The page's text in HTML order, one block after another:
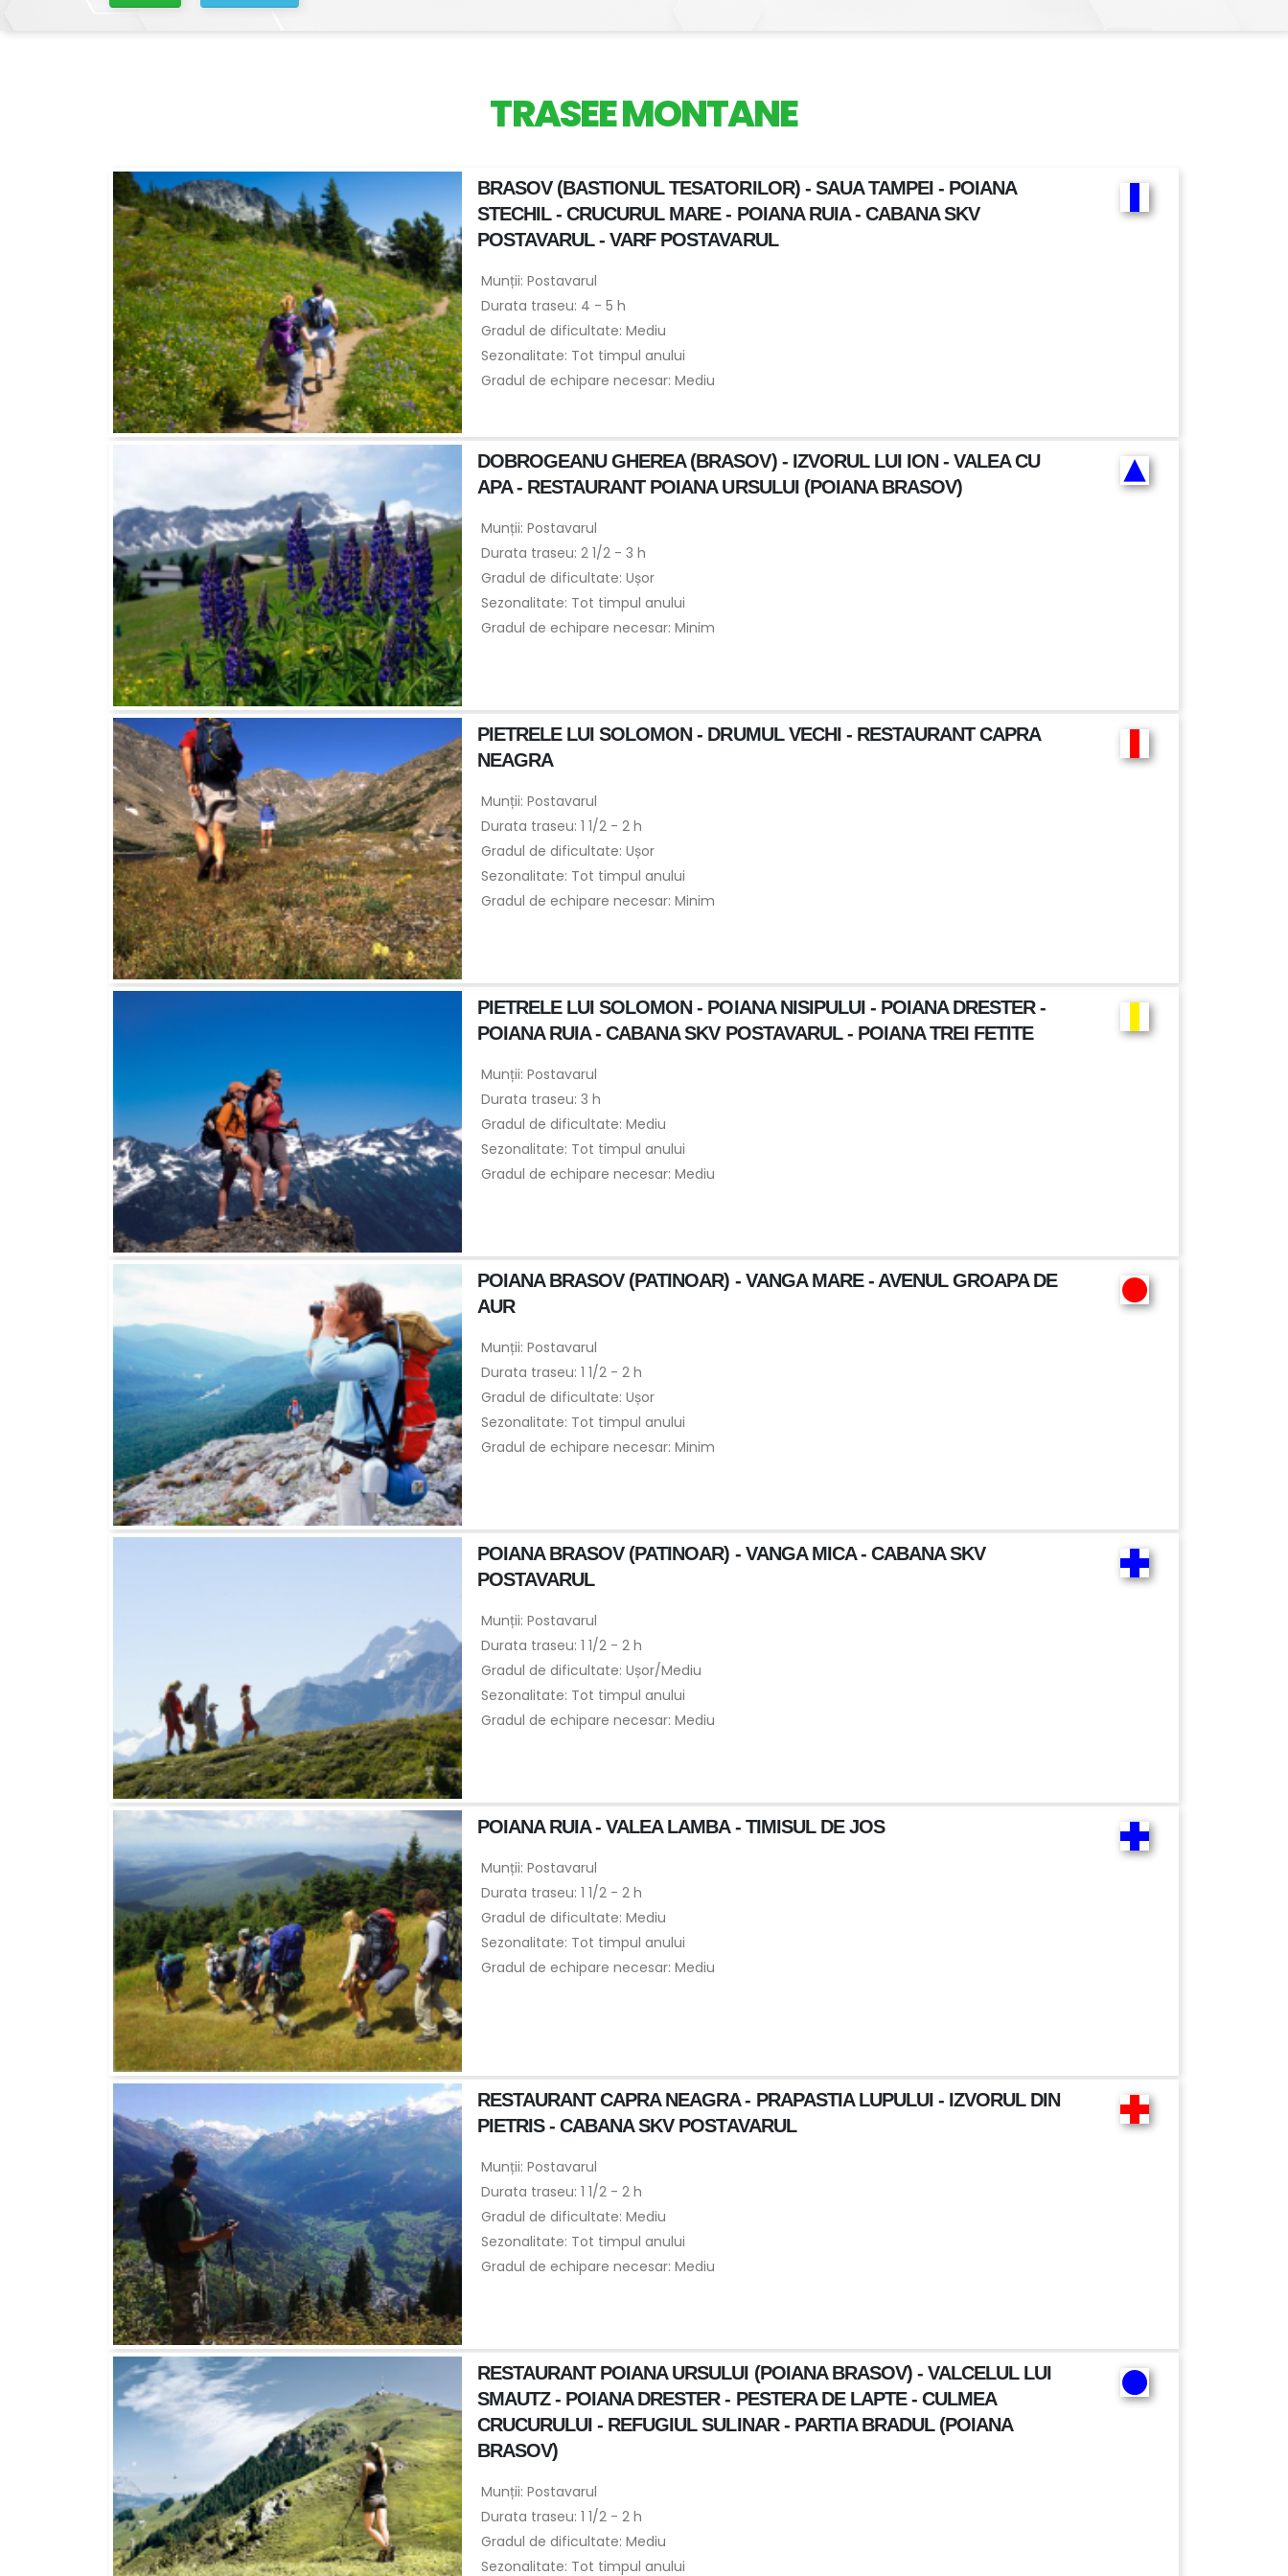
TRASEE MONTANE
BRASOV (BASTIONUL TESATORILOR) - SAUA TAMPEI - POIANA
STECHIL - CRUCURUL MARE - POIANA RUIA - CABANA SKV
POSTAVARUL - VARF POSTAVARUL
Munții: Postavarul
Durata traseu: 4 - 5 h
Gradul de dificultate: Mediu
Sezonalitate: Tot timpul anului
Gradul de echipare necesar: Mediu
DOBROGEANU GHEREA (BRASOV) - IZVORUL LUI ION - VALEA CU
APA - RESTAURANT POIANA URSULUI (POIANA BRASOV)
Munții: Postavarul
Durata traseu: 2 1/2 - 3 h
Gradul de dificultate: Ușor
Sezonalitate: Tot timpul anului
Gradul de echipare necesar: Minim
PIETRELE LUI SOLOMON - DRUMUL VECHI - RESTAURANT CAPRA
NEAGRA
Munții: Postavarul
Durata traseu: 1 1/2 - 2 h
Gradul de dificultate: Ușor
Sezonalitate: Tot timpul anului
Gradul de echipare necesar: Minim
PIETRELE LUI SOLOMON - POIANA NISIPULUI - POIANA DRESTER -
POIANA RUIA - CABANA SKV POSTAVARUL - POIANA TREI FETITE
Munții: Postavarul
Durata traseu: 3 h
Gradul de dificultate: Mediu
Sezonalitate: Tot timpul anului
Gradul de echipare necesar: Mediu
POIANA BRASOV (PATINOAR) - VANGA MARE - AVENUL GROAPA DE
AUR
Munții: Postavarul
Durata traseu: 1 1/2 - 2 h
Gradul de dificultate: Ușor
Sezonalitate: Tot timpul anului
Gradul de echipare necesar: Minim
POIANA BRASOV (PATINOAR) - VANGA MICA - CABANA SKV
POSTAVARUL
Munții: Postavarul
Durata traseu: 1 1/2 - 2 h
Gradul de dificultate: Ușor/Mediu
Sezonalitate: Tot timpul anului
Gradul de echipare necesar: Mediu
POIANA RUIA - VALEA LAMBA - TIMISUL DE JOS
Munții: Postavarul
Durata traseu: 1 1/2 - 2 h
Gradul de dificultate: Mediu
Sezonalitate: Tot timpul anului
Gradul de echipare necesar: Mediu
RESTAURANT CAPRA NEAGRA - PRAPASTIA LUPULUI - IZVORUL DIN
PIETRIS - CABANA SKV POSTAVARUL
Munții: Postavarul
Durata traseu: 1 1/2 - 2 h
Gradul de dificultate: Mediu
Sezonalitate: Tot timpul anului
Gradul de echipare necesar: Mediu
RESTAURANT POIANA URSULUI (POIANA BRASOV) - VALCELUL LUI
SMAUTZ - POIANA DRESTER - PESTERA DE LAPTE - CULMEA
CRUCURULUI - REFUGIUL SULINAR - PARTIA BRADUL (POIANA
BRASOV)
Munții: Postavarul
Durata traseu: 1 1/2 - 2 h
Gradul de dificultate: Mediu
Sezonalitate: Tot timpul anului